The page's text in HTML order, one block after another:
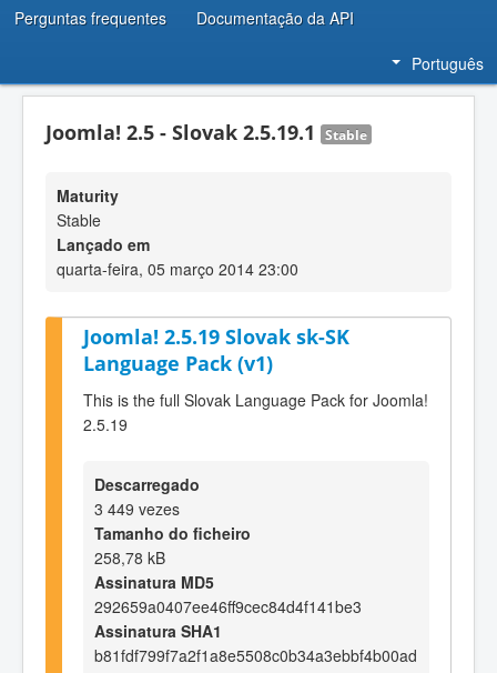
Perguntas frequentes Documentação da API
Português
Joomla! 2.5 - Slovak 2.5.19.1 Stable
Maturity
Stable
Lançado em
quarta-feira, 05 março 2014 23:00
Joomla! 2.5.19 Slovak sk-SK
Language Pack (v1)
This is the full Slovak Language Pack for Joomla!
2.5.19
Descarregado
3 449 vezes
Tamanho do ficheiro
258,78 kB
Assinatura MD5
292659a0407ee46ff9cec84d4f141be3
Assinatura SHA1
b81fdf799f7a2f1a8e5508c0b34a3ebbf4b00ad